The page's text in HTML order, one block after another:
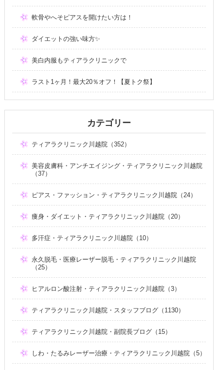
軟骨やへそピアスを開けたい方は！
ダイエットの強い味方✨
美白内服もティアラクリニックで
ラスト1ヶ月！最大20％オフ！【夏トク祭】
カテゴリー
ティアラクリニック川越院（352）
美容皮膚科・アンチエイジング・ティアラクリニック川越院
（37）
ピアス・ファッション・ティアラクリニック川越院（24）
痩身・ダイエット・ティアラクリニック川越院（20）
多汗症・ティアラクリニック川越院（10）
永久脱毛・医療レーザー脱毛・ティアラクリニック川越院
（25）
ヒアルロン酸注射・ティアラクリニック川越院（3）
ティアラクリニック川越院・スタッフブログ（1130）
ティアラクリニック川越院・副院長ブログ（15）
しわ・たるみレーザー治療・ティアラクリニック川越院（5）